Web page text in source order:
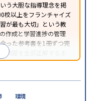
う大胆な指導理念を掲
校以上をフランチャイズ
が最も大切」という教
作成と学習進捗の管理
った参考書を1冊ずつ完
問題を全部正解するま
るという手法を取って
環境